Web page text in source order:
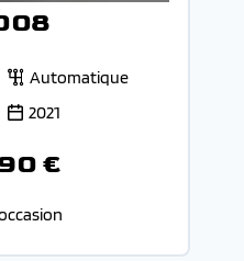
Automatique
2021
€